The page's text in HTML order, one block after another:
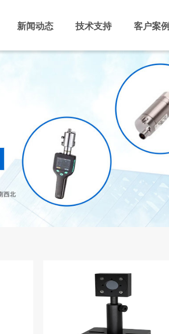
新闻动态 技术支持 客户案例